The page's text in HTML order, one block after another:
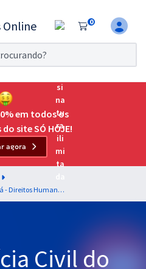
0
por 7 dias!
o Exame da
as principais
em todos os
site SÓ HOJE!
agora
PC PR - Polícia Civil do Estado do Paraná - Direitos Humanos para Agente de Polícia Judiciária - Professores: Thiago Medeiros e Werner Rech (Pós-Edital)
Civil do